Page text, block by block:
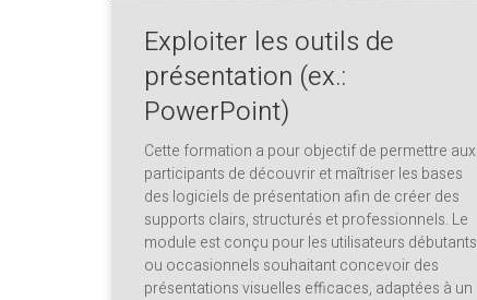
Exploiter les outils de
présentation (ex.:
PowerPoint)
Cette formation a pour objectif de permettre aux
participants de découvrir et maîtriser les bases
des logiciels de présentation afin de créer des
supports clairs, structurés et professionnels. Le
module est conçu pour les utilisateurs débutants
ou occasionnels souhaitant concevoir des
présentations visuelles efficaces, adaptées à un